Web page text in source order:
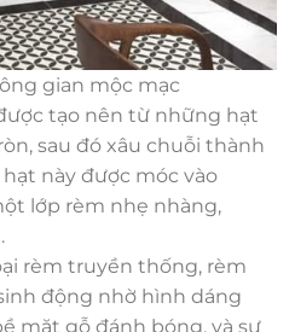
gian mộc mạc
tạo nên từ những hạt
sau đó xâu chuỗi thành
này được móc vào
lớp rèm nhẹ nhàng,
rèm truyền thống, rèm
động nhờ hình dáng
mặt gỗ đánh bóng, và sự